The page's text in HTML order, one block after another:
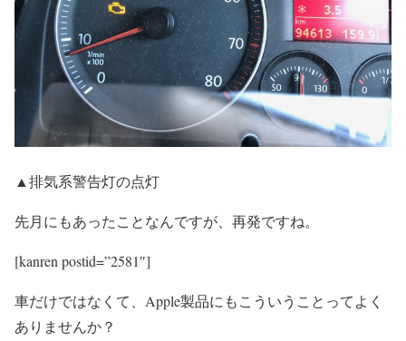
▲排気系警告灯の点灯
先月にもあったことなんですが、再発ですね。
[kanren postid=”2581″]
車だけではなくて、Apple製品にもこういうことってよく
ありませんか？